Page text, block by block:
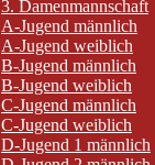
3. Damenmannschaft
A-Jugend männlich
A-Jugend weiblich
B-Jugend männlich
B-Jugend weiblich
C-Jugend männlich
C-Jugend weiblich
D-Jugend 1 männlich